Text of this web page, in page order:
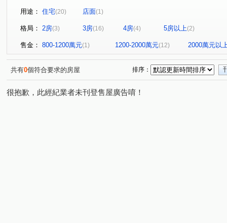
0902355077徐先生推薦
全球家年華
新潤都峰苑一期(1) 禾蓮心家園(1)
東帝士金銀座廣場
中華大都心(1) 一道彩虹田園小城(1)
徐先生推薦0902355077(1) 都峰苑二期(1) 現代金典(1)
徐先生推薦0902355077
幸福公園百合館(1) 金門街
思源路(2) 中信街(1) 中央路(3) 西盛街(1) 新樹路(1)
中正路(1) 泰林路二段 (1) 公園一路
用途： 住宅(20) 店面(1)
格局： 2房(3) 3房(16) 4房(4) 5房以上(2)
售金： 800-1200萬元(1) 1200-2000萬元(12) 2000萬元以
共有0個符合要求的房屋 排序：
很抱歉，此經紀業者未刊登售屋廣告唷！